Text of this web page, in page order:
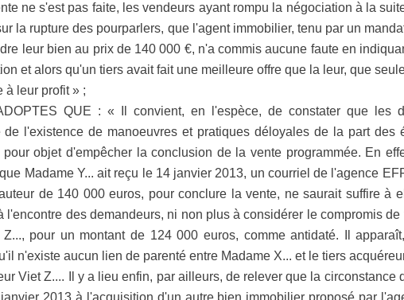
ne s'est pas faite, les vendeurs ayant rompu la négociation à la
la rupture des pourparlers, que l'agent immobilier, tenu par un
leur bien au prix de 140 000 €, n'a commis aucune faute en
et alors qu'un tiers avait fait une meilleure offre que la leur, que
à leur profit » ;
QUE : « Il convient, en l'espèce, de constater que les
de l'existence de manoeuvres et pratiques déloyales de la part des
pour objet d'empêcher la conclusion de la vente programmée. En
Madame Y... ait reçu le 14 janvier 2013, un courriel de l'agence
de 140 000 euros, pour conclure la vente, ne saurait suffire à
l'encontre des demandeurs, ni non plus à considérer le compromis
pour un montant de 124 000 euros, comme antidaté. Il
n'existe aucun lien de parenté entre Madame X... et le tiers
Viet Z.... Il y a lieu enfin, par ailleurs, de relever que la circonstance